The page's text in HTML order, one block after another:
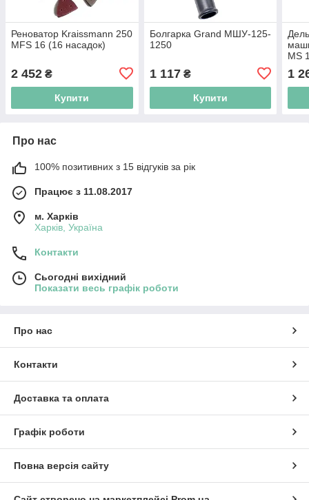
Реноватор Kraissmann 250
MFS 16 (16 насадок)
2 452 ₴
Купити
Болгарка Grand МШУ-125-
1250
1 117₴
Купити
MS
1
Про нас
100% позитивних з 15 відгуків за рік
Працює з 11.08.2017
м. Харків
Харків, Україна
Контакти
Сьогодні вихідний
Показати весь графік роботи
Про нас
Контакти
Доставка та оплата
Графік роботи
Повна версія сайту